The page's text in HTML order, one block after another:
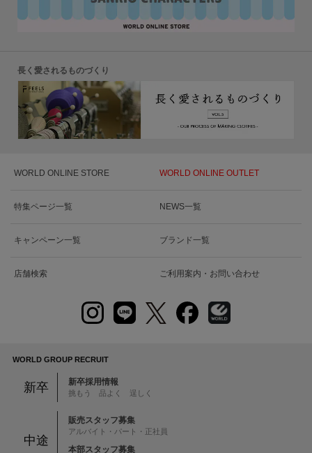
長く愛されるものづくり
WORLD ONLINE STORE WORLD ONLINE OUTLET
特集ページ一覧 NEWS一覧
キャンペーン一覧 ブランド一覧
店舗検索 ご利用案内・お問い合わせ
WORLD GROUP RECRUIT
新卒 新卒採用情報
挑もう 品よく 逞しく
中途
販売スタッフ募集
アルバイト・パート・正社員
本部スタッフ募集